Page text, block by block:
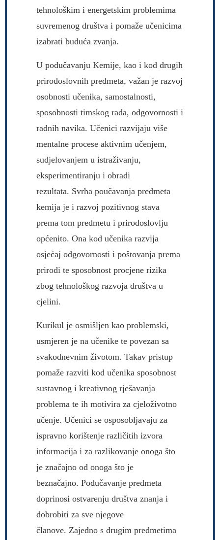
tehnološkim i energetskim problemima
suvremenog društva i pomaže učenicima
izabrati buduća zvanja.
U podučavanju Kemije, kao i kod drugih
prirodoslovnih predmeta, važan je razvoj
osobnosti učenika, samostalnosti,
sposobnosti timskog rada, odgovornosti i
radnih navika. Učenici razvijaju više
mentalne procese aktivnim učenjem,
sudjelovanjem u istraživanju,
eksperimentiranju i obradi
rezultata. Svrha poučavanja predmeta
kemija je i razvoj pozitivnog stava
prema tom predmetu i prirodoslovlju
općenito. Ona kod učenika razvija
osjećaj odgovornosti i poštovanja prema
prirodi te sposobnost procjene rizika
zbog tehnološkog razvoja društva u
cjelini.
Kurikul je osmišljen kao problemski,
usmjeren je na učenike te povezan sa
svakodnevnim životom. Takav pristup
pomaže razviti kod učenika sposobnost
sustavnog i kreativnog rješavanja
problema te ih motivira za cjeloživotno
učenje. Učenici se osposobljavaju za
ispravno korištenje različitih izvora
informacija i za razlikovanje onoga što
je značajno od onoga što je
beznačajno. Podučavanje predmeta
doprinosi ostvarenju društva znanja i
dobrobiti za sve njegove
članove. Zajedno s drugim predmetima